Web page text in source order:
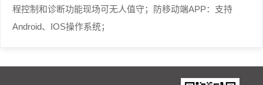
程控制和诊断功能现场可无人值守；防移动端APP：支持
Android、IOS操作系统；